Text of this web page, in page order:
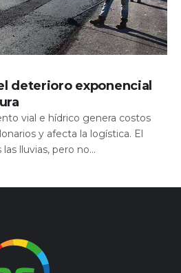
deterioro exponencial
vial e hídrico genera costos
y afecta la logística. El
lluvias, pero no...